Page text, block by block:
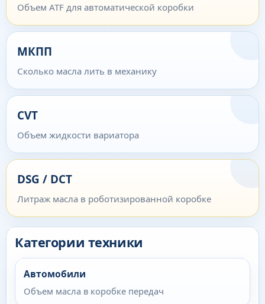
Объем ATF для автоматической коробки
МКПП
Сколько масла лить в механику
CVT
Объем жидкости вариатора
DSG / DCT
Литраж масла в роботизированной коробке
Категории техники
Автомобили
Объем масла в коробке передач